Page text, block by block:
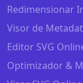
Redimensionar
Visor de
Editor SVG
Optimizador &